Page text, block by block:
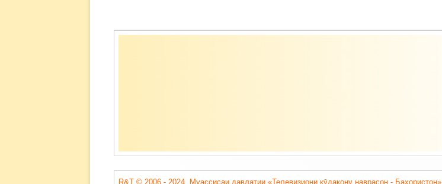
Содержимое
R&T © 2006 - 2024. Муассисаи давлатии «Телевизиони кӯдакону наврасон - Баҳористон».